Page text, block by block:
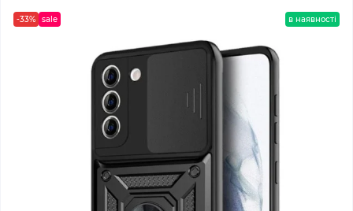
-33% sale в наявності